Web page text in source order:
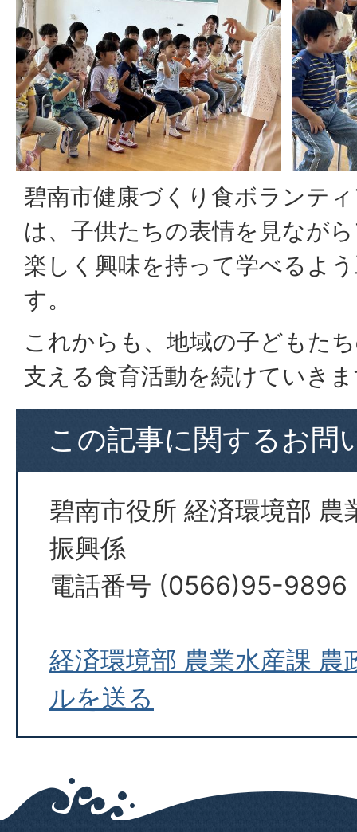
碧南市健康づくり食ボランテ
は、子供たちの表情を見なが
楽しく興味を持って学べるよ
す。
これからも、地域の子どもた
支える食育活動を続けていき
この記事に関するお問
碧南市役所 経済環境部 農
振興係
電話番号 (0566)95-9896
経済環境部 農業水産課 農
ルを送る